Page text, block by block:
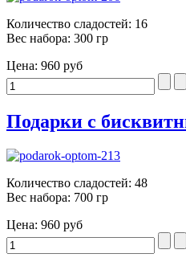
Количество сладостей: 16
Вес набора: 300 гр
Цена: 960 руб
Подарки с
Количество сладостей: 48
Вес набора: 700 гр
Цена: 960 руб